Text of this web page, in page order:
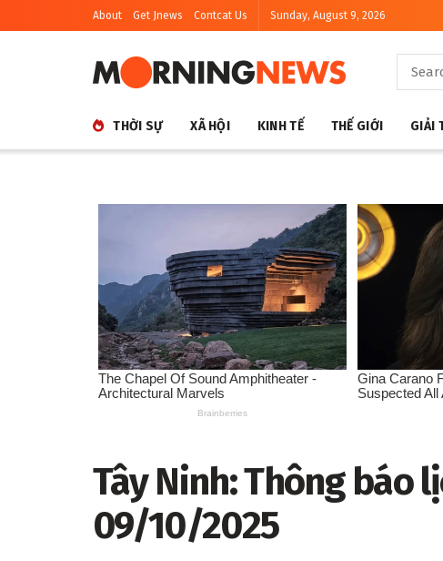
About Get Jnews Contcat Us Sunday, August 9, 2026
THỜI SỰ XÃ HỘI KINH TẾ THẾ GIỚI GIẢI
Tây Ninh: Thông báo
09/10/2025